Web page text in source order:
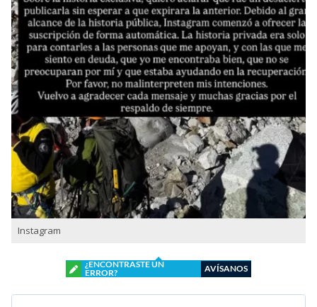
Instagram
¿ENCONTRASTE UN
ERROR?
AVÍSANOS